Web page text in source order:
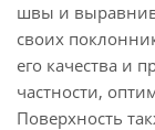
швы и
своих
его качества и
частности,
Поверхность